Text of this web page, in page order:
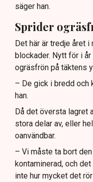
säger han.
Sprider
Det här är tredje året
blockader. Nytt för i
ogräsfrön på täktens
– De gick i bredd och
han.
Då det översta lagret
stora delar av, eller
oanvändbar.
– Vi måste ta bort
kontaminerad, och
inte hur mycket det